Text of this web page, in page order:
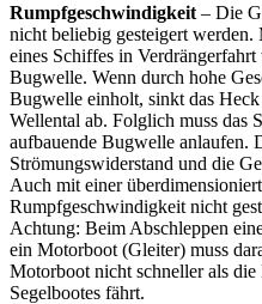
Rumpfgeschwindigkeit – Die
nicht beliebig gesteigert
eines Schiffes in
Bugwelle. Wenn durch hohe
Bugwelle einholt, sinkt das Heck
Wellental ab. Folglich muss das
aufbauende Bugwelle anlaufen.
Strömungswiderstand und die
Auch mit einer
Rumpfgeschwindigkeit nicht
Achtung: Beim Abschleppen
ein Motorboot (Gleiter) muss
Motorboot nicht schneller als
Segelbootes fährt.